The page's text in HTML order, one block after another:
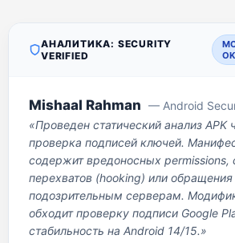
АНАЛИТИКА: SECURITY
VERIFIED
OK
Mishaal Rahman — Android
«Проведен статический анализ APK
проверка подписей ключей.
содержит вредоносных permissions,
перехватов (hooking) или обращения
подозрительным серверам.
обходит проверку подписи Google
стабильность на Android 14/15.»